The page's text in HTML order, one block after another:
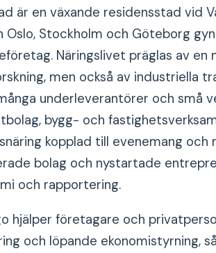
är en växande residensstad vid
Oslo, Stockholm och Göteborg
Näringslivet präglas av en
men också av industriella
underleverantörer och små
bygg- och
kopplad till evenemang och
bolag och nystartade
och rapportering.
hjälper företagare och
och löpande ekonomistyrning,